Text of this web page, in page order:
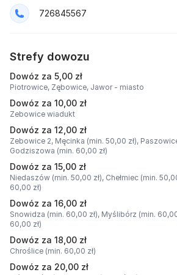
726845567
Strefy dowozu
Dowóz za 5,00 zł
Piotrowice, Zębowice, Jawor - miasto
Dowóz za 10,00 zł
Zebowice wiadukt
Dowóz za 12,00 zł
Zebowice 2, Męcinka (min. 50,00 zł),
Godziszowa (min. 60,00 zł)
Dowóz za 15,00 zł
Niedaszów (min. 50,00 zł), Chełmiec (min.
60,00 zł)
Dowóz za 16,00 zł
Snowidza (min. 60,00 zł), Myślibórz (min.
60,00 zł)
Dowóz za 18,00 zł
Chroślice (min. 60,00 zł)
Dowóz za 20,00 zł